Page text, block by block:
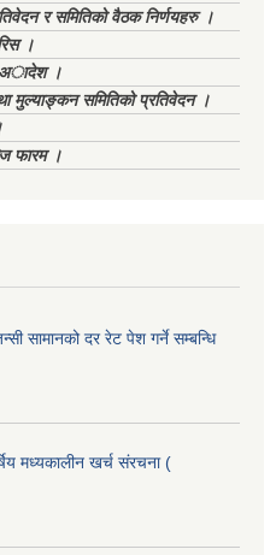
र समितिको वैठक निर्णयहरु ।
।
अादेश ।
मुल्याङ्कन समितिको प्रतिवेदन ।
फारम ।
सामानको दर रेट पेश गर्ने सम्बन्धि
मध्यकालीन खर्च संरचना (